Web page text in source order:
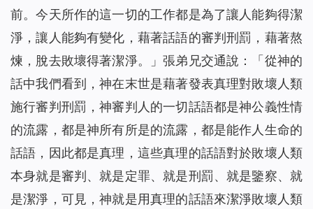
前。今天所作的這一切的工作都是為了讓人能夠得潔
淨，讓人能夠有變化，藉著話語的審判刑罰，藉著熬
煉，脫去敗壞得著潔淨。
」張弟兄交通說：「從神的
話中我們看到，神在末世是藉著發表真理對敗壞人類
施行審判刑罰，神審判人的一切話語都是神公義性情
的流露，都是神所有所是的流露，都是能作人生命的
話語，因此都是真理，這些真理的話語對於敗壞人類
本身就是審判、就是定罪、就是刑罰、就是鑒察、就
是潔淨，可見，神就是用真理的話語來潔淨敗壞人類